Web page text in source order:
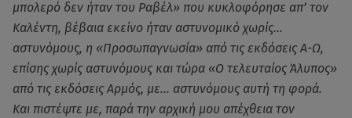
μπολερό δεν ήταν του Ραβέλ» που κυκλοφόρησε απ’ τον
Καλέντη, βέβαια εκείνο ήταν αστυνομικό χωρίς…
αστυνόμους, η «Προσωπαγνωσία» από τις εκδόσεις Α-Ω,
επίσης χωρίς αστυνόμους και τώρα «Ο τελευταίος Άλυπος»
από τις εκδόσεις Αρμός, με… αστυνόμους αυτή τη φορά.
Και πιστέψτε με, παρά την αρχική μου απέχθεια τον